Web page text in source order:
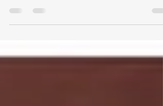
L'AVÉNEMENT de l'IA a suscité un
débat au sein de la communauté